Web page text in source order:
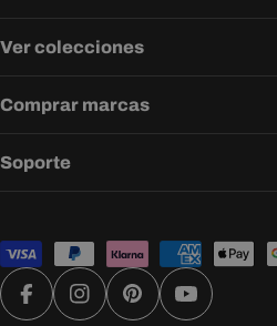
Ver colecciones
Comprar marcas
Soporte
Métodos
de
pagoFacebookInstagramPinterestYouTube